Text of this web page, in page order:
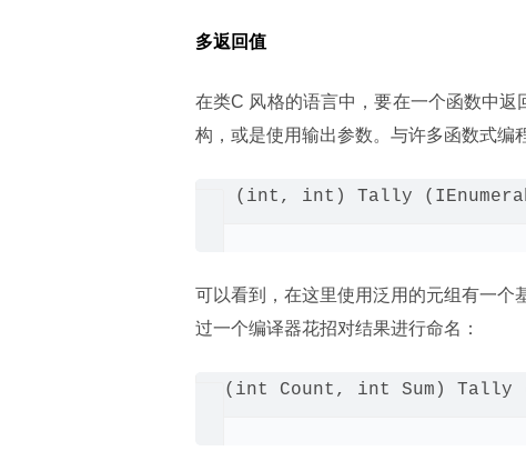
多返回值
在类C 风格的语言中，要在一个函数中
构，或是使用输出参数。与许多函数式编
(int, int) Tally
可以看到，在这里使用泛用的元组有一
过一个编译器花招对结果进行命名：
(int Count, int Sum) Tally